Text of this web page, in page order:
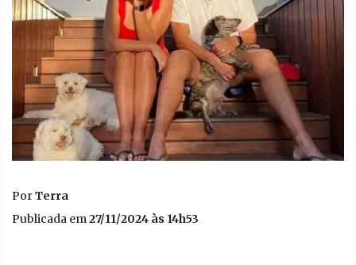
PorTerra
Publicada em27/11/2024 às 14h53